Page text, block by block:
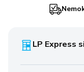
LP Express